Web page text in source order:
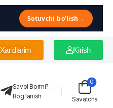
Sotuvchi bo'lish →
Xaridlarim Kirish
Savol Bormi? :
Bog'lanish
Savatcha
0